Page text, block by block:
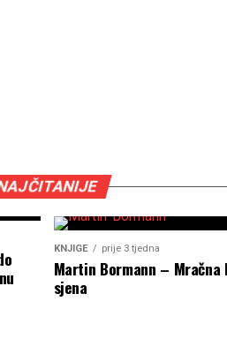
KNJIGE prije 3 tjedna
Martin Bormann – Mračna
sjena